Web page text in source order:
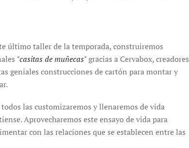
último taller de la temporada, construiremos
"casitas de muñecas"gracias a Cervabox, creadores
geniales construcciones de cartón para montar y
las customizaremos y llenaremos de vida
Aprovecharemos este ensayo de vida para
con las relaciones que se establecen entre las